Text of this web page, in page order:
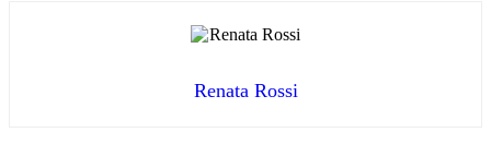
Renata Rossi